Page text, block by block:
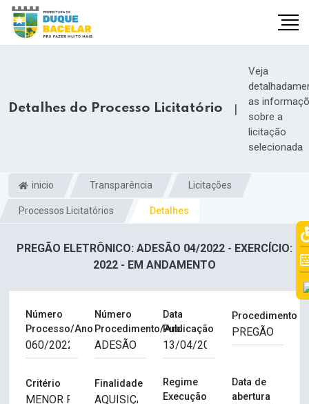
Detalhes do Processo Licitatório |
Veja
as
sobre a
licitação
selecionada
inicio Transparência Licitações
Processos Licitatórios Detalhes
PREGÃO ELETRÔNICO: ADESÃO 04/2022 - EXERCÍCIO:
2022 - EM ANDAMENTO
Número
Processo/Ano
Número
Procedimento/Ano
Data
Publicação
Procedimento
Critério Finalidade
Regime
Execução
Data de
abertura